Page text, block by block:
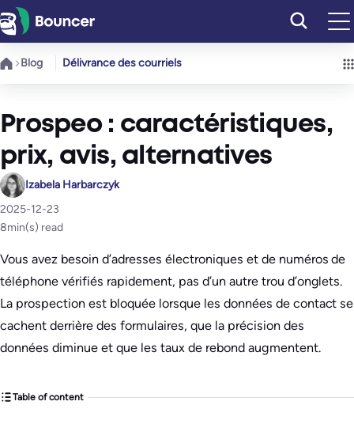
Aller
au
contenu
Blog Délivrance des courriels
Prospeo : caractéristiques,
prix, avis, alternatives
Izabela Harbarczyk
2025-12-23
8min(s) read
Vous avez besoin d’adresses électroniques et de numéros de
téléphone vérifiés rapidement, pas d’un autre trou d’onglets.
La prospection est bloquée lorsque les données de contact se
cachent derrière des formulaires, que la précision des
données diminue et que les taux de rebond augmentent.
Table of content